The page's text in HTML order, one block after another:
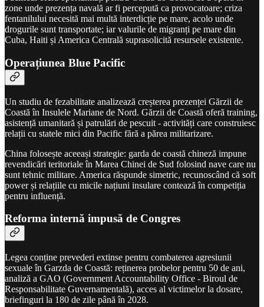
zone unde prezența navală ar fi percepută ca provocatoare; criza
fentanilului necesită mai multă interdicție pe mare, acolo unde
drogurile sunt transportate; iar valurile de migranți pe mare din
Cuba, Haiti și America Centrală suprasolicită resursele existente.
Operațiunea Blue Pacific
Un studiu de fezabilitate analizează creșterea prezenței Gărzii de
Coastă în Insulele Mariane de Nord. Gărzii de Coastă oferă training,
asistență umanitară și patrulări de pescuit - activități care construiesc
relații cu statele mici din Pacific fără a părea militarizare.
China folosește aceeași strategie: garda de coastă chineză impune
revendicări teritoriale în Marea Chinei de Sud folosind nave care nu
sunt tehnic militare. America răspunde simetric, recunoscând că soft
power și relațiile cu micile națiuni insulare contează în competiția
pentru influență.
Reforma internă impusă de Congres
Legea conține prevederi extinse pentru combaterea agresiunii
sexuale în Garzda de Coastă: reținerea probelor pentru 50 de ani,
analiză a GAO (Government Accountability Office - Biroul de
Responsabilitate Guvernamentală), acces al victimelor la dosare,
briefinguri la 180 de zile până în 2028.